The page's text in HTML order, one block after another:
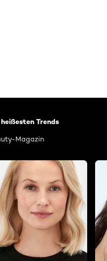
Trends
Magazin